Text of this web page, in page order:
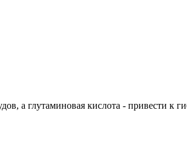
а глутаминовая кислота - привести к